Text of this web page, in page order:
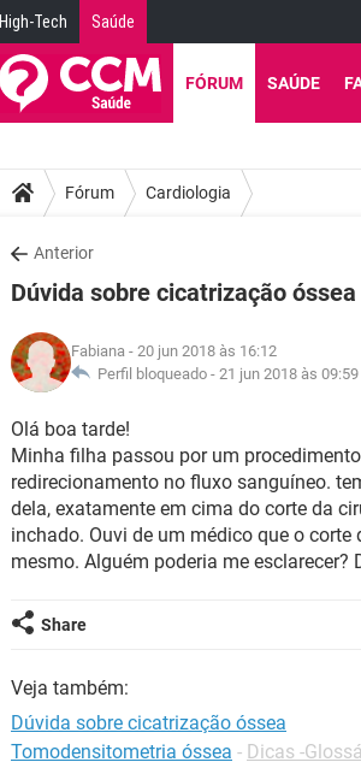
High-Tech Saúde
FÓRUM SAÚDE
Fórum Cardiologia
Anterior
Dúvida sobre cicatrização óssea
Fabiana - 20 jun 2018 às 16:12
Perfil bloqueado - 21 jun 2018 às 09:59
Olá boa tarde!
Minha filha passou por um
redirecionamento no fluxo sanguíneo.
dela, exatamente em cima do corte da
inchado. Ouvi de um médico que o
mesmo. Alguém poderia me esclarecer?
Share
Veja também:
Dúvida sobre cicatrização óssea
Tomodensitometria óssea - Dicas -